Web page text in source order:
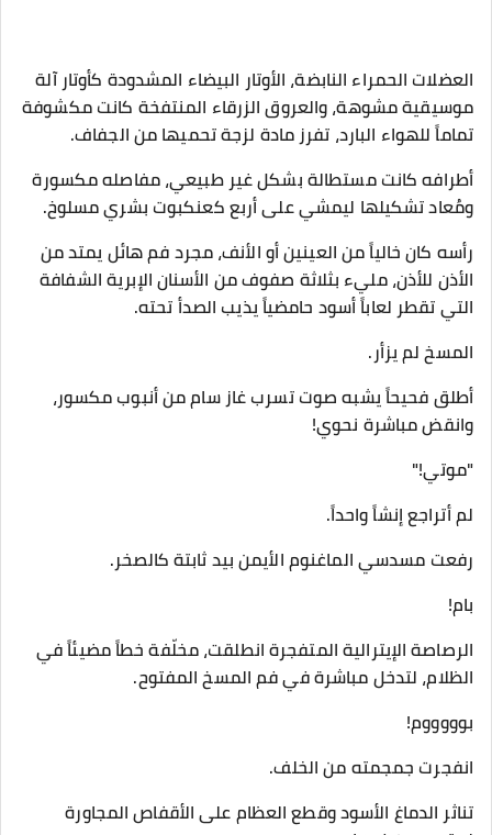
العضلات الحمراء النابضة، الأوتار البيضاء المشدودة كأوتار آلة
موسيقية مشوهة، والعروق الزرقاء المنتفخة كانت مكشوفة
تماماً للهواء البارد، تفرز مادة لزجة تحميها من الجفاف.
أطرافه كانت مستطالة بشكل غير طبيعي، مفاصله مكسورة
ومُعاد تشكيلها ليمشي على أربع كعنكبوت بشري مسلوخ.
رأسه كان خالياً من العينين أو الأنف، مجرد فم هائل يمتد من
الأذن للأذن، مليء بثلاثة صفوف من الأسنان الإبرية الشفافة
التي تقطر لعاباً أسود حامضياً يذيب الصدأ تحته.
​المسخ لم يزأر.
أطلق فحيحاً يشبه صوت تسرب غاز سام من أنبوب مكسور،
وانقض مباشرة نحوي!
​"موتي!"
​لم أتراجع إنشاً واحداً.
رفعت مسدسي الماغنوم الأيمن بيد ثابتة كالصخر.
بام!
​الرصاصة الإيترالية المتفجرة انطلقت، مخلّفة خطاً مضيئاً في
الظلام، لتدخل مباشرة في فم المسخ المفتوح.
​بوووووم!
انفجرت جمجمته من الخلف.
تناثر الدماغ الأسود وقطع العظام على الأقفاص المجاورة